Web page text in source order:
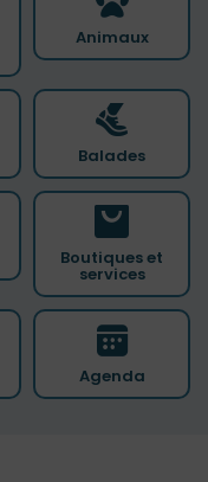
Animaux
Balades
Boutiques et
services
Agenda